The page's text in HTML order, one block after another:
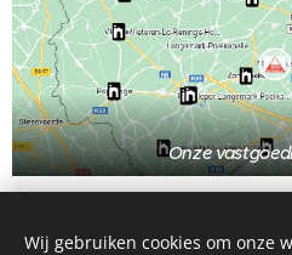
Onze
Wij gebruiken cookies om onze